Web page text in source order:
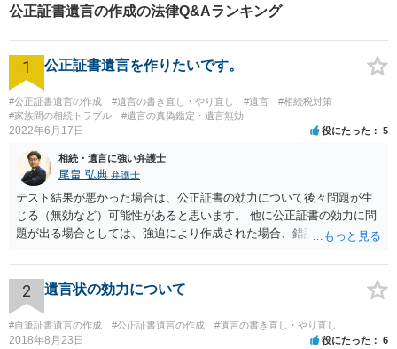
公正証書遺言の作成の法律Q&Aランキング
1 公正証書遺言を作りたいです。
#公正証書遺言の作成 #遺言の書き直し・やり直し #遺言
#相続税対策
#家族間の相続トラブル
#遺言の真偽鑑定・遺言無効
2022年6月17日 役にたった 5
相続・遺言に強い弁護士
尾畠 弘典 弁護士
テスト結果が悪かった場合は、公正証書の効力について後々問題が生
じる（無効など）可能性があると思います。 他に公正証書の効力に問
題が出る場合としては、強迫により作成された場合、錯誤（勘違い）
すが、弁護士に作成を依頼する場合は、１０～数十万円程度になるケ
ースが多いと思います。 報酬体系は、弁護士ごとに異なりますので一
律の基準はありません。
2 遺言状の効力について
#自筆証書遺言の作成 #公正証書遺言の作成 #遺言の書き直し・やり直し
2018年8月23日 役にたった 6